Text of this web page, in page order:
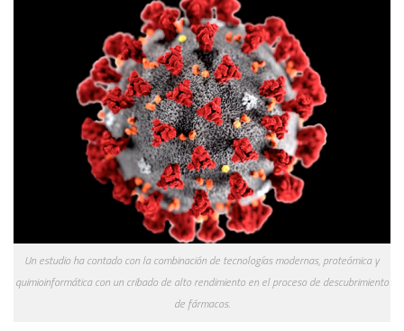
Un estudio ha contado con la combinación de tecnologías modernas, proteómica y
quimioinformática con un cribado de alto rendimiento en el proceso de descubrimiento
de fármacos.